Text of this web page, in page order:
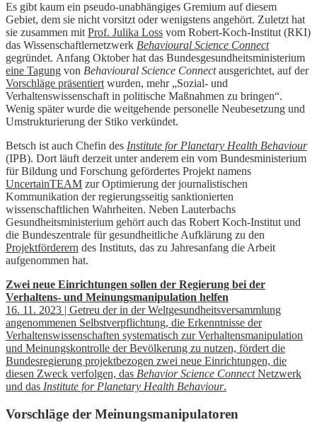
Es gibt kaum ein pseudo-unabhängiges Gremium auf diesem
Gebiet, dem sie nicht vorsitzt oder wenigstens angehört. Zuletzt hat
sie zusammen mit Prof. Julika Loss vom Robert-Koch-Institut (RKI)
das Wissenschaftlernetzwerk Behavioural Science Connect
gegründet. Anfang Oktober hat das Bundesgesundheitsministerium
eine Tagung von Behavioural Science Connectausgerichtet, auf der
Vorschläge präsentiert wurden, mehr „Sozial- und
Verhaltenswissenschaft in politische Maßnahmen zu bringen“.
Wenig später wurde die weitgehende personelle Neubesetzung und
Umstrukturierung der Stiko verkündet.
Betsch ist auch Chefin des Institute for Planetary Health Behaviour
(IPB). Dort läuft derzeit unter anderem ein vom Bundesministerium
für Bildung und Forschung gefördertes Projekt namens
UncertainTEAM zur Optimierung der journalistischen
Kommunikation der regierungsseitig sanktionierten
wissenschaftlichen Wahrheiten. Neben Lauterbachs
Gesundheitsministerium gehört auch das Robert Koch-Institut und
die Bundeszentrale für gesundheitliche Aufklärung zu den
Projektförderern des Instituts, das zu Jahresanfang die Arbeit
aufgenommen hat.
Zwei neue Einrichtungen sollen der Regierung bei der
Verhaltens- und Meinungsmanipulation helfen
16. 11. 2023 | Getreu der in der Weltgesundheitsversammlung
angenommenen Selbstverpflichtung, die Erkenntnisse der
Verhaltenswissenschaften systematisch zur Verhaltensmanipulation
und Meinungskontrolle der Bevölkerung zu nutzen, fördert die
Bundesregierung projektbezogen zwei neue Einrichtungen, die
diesen Zweck verfolgen, das Behavior Science ConnectNetzwerk
und das Institute for Planetary Health Behaviour.
Vorschläge der Meinungsmanipulatoren